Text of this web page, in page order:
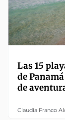
Las 15
de
de
Claudia Franco